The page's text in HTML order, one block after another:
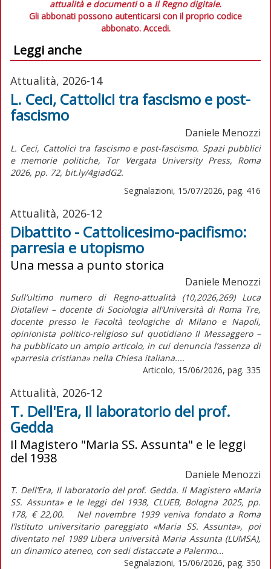
attualità e documentio a Il Regno digitale.
Gli abbonati possono autenticarsi con il proprio codice
abbonato. Accedi.
Leggi anche
Attualità, 2026-14
L. Ceci, Cattolici tra fascismo e post-
fascismo
Daniele Menozzi
L. Ceci, Cattolici tra fascismo e post-fascismo. Spazi pubblici
e memorie politiche, Tor Vergata University Press, Roma
2026, pp. 72, bit.ly/4giadG2.
Segnalazioni, 15/07/2026, pag. 416
Attualità, 2026-12
Dibattito - Cattolicesimo-pacifismo:
parresia e utopismo
Una messa a punto storica
Daniele Menozzi
Sull’ultimo numero di Regno-attualità (10,2026,269) Luca
Diotallevi – docente di Sociologia all’Università di Roma Tre,
docente presso le Facoltà teologiche di Milano e Napoli,
opinionista politico-religioso sul quotidiano Il Messaggero –
ha pubblicato un ampio articolo, in cui denuncia l’assenza di
«parresia cristiana» nella Chiesa italiana....
Articolo, 15/06/2026, pag. 335
Attualità, 2026-12
T. Dell'Era, Il laboratorio del prof.
Gedda
Il Magistero "Maria SS. Assunta" e le leggi
del 1938
Daniele Menozzi
T. Dell’Era, Il laboratorio del prof. Gedda. Il Magistero «Maria
SS. Assunta» e le leggi del 1938, CLUEB, Bologna 2025, pp.
178, € 22,00. Nel novembre 1939 veniva fondato a Roma
l’Istituto universitario pareggiato «Maria SS. Assunta», poi
diventato nel 1989 Libera università Maria Assunta (LUMSA),
un dinamico ateneo, con sedi distaccate a Palermo...
Segnalazioni, 15/06/2026, pag. 350